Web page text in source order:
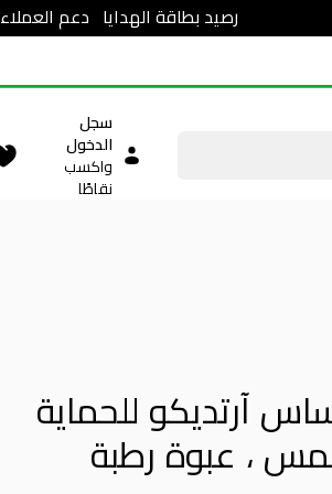
رصيد بطاقة الهدايا دعم العملاء
سجل
الدخول
واكسب
نقاطًا
آرتديكو للحماية
، عبوة رطبة